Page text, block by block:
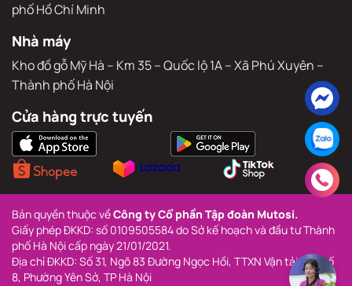
phố Hồ Chí Minh
Nhà máy
Kho đồ gỗ Mỹ Hà – Km 35 – Quốc lộ 1A – Xã Phú Xuyên –
Thành phố Hà Nội
Cửa hàng trực tuyến
Bản quyền thuộc về Công ty Cổ phần Tập đoàn Mutosi.
Giấy phép ĐKKD: số 0109505584 do Sở kế hoạch và đầu tư Thành
phố Hà Nội cấp ngày 21/01/2021.
Địa chỉ ĐKKD: Số 31, Ngõ 83 Đường Ngọc Hồi, TTXN Vận tải ô tô số
8, Phường Yên Sở, TP Hà Nội